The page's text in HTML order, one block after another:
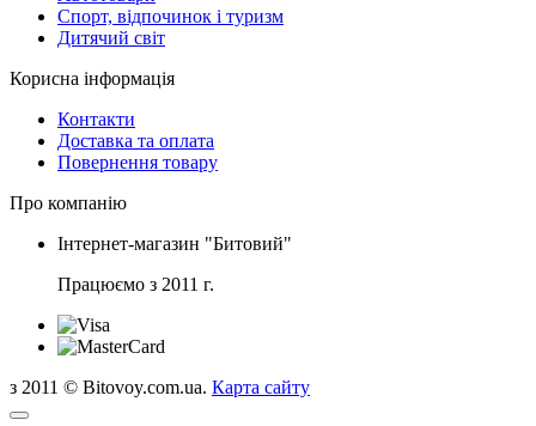
Спорт, відпочинок і туризм
Дитячий світ
Корисна інформація
Контакти
Доставка та оплата
Повернення товару
Про компанію
Інтернет-магазин "Битовий"
Працюємо з 2011 г.
з 2011 © Bitovoy.com.ua. Карта сайту